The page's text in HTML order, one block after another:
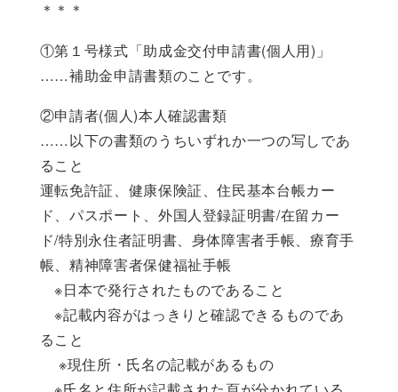
＊＊＊
①第１号様式「助成金交付申請書(個人用)」
……補助金申請書類のことです。
②申請者(個人)本人確認書類
……以下の書類のうちいずれか一つの写しであ
ること
運転免許証、健康保険証、住民基本台帳カー
ド、パスポート、外国人登録証明書/在留カー
ド/特別永住者証明書、身体障害者手帳、療育手
帳、精神障害者保健福祉手帳
※日本で発行されたものであること
※記載内容がはっきりと確認できるものであ
ること
※現住所・氏名の記載があるもの